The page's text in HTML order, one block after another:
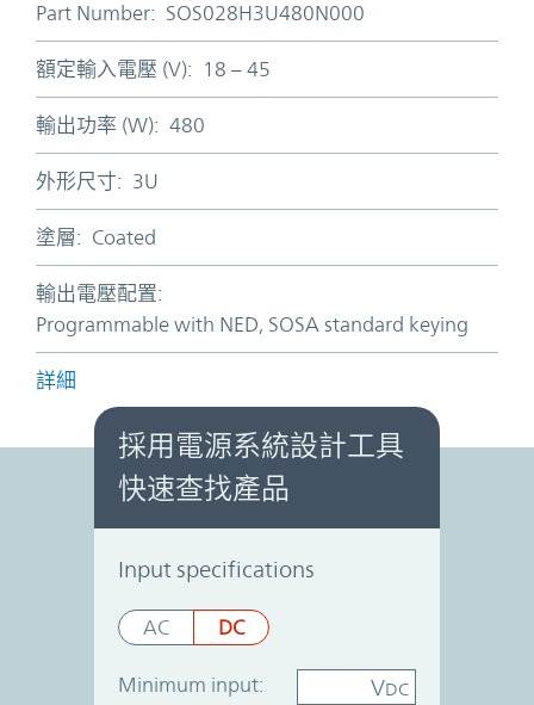
Part Number: SOS028H3U480N000
額定輸入電壓 (V): 18 – 45
輸出功率 (W): 480
外形尺寸: 3U
塗層: Coated
輸出電壓配置:
Programmable with NED, SOSA standard keying
詳細
Power System Designer
採用電源系統設計工具
快速查找產品
Input specifications
AC DC
Minimum input: VDC